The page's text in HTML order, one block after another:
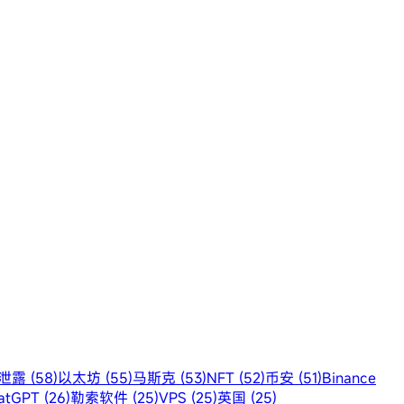
露 (58)以太坊 (55)马斯克 (53)NFT (52)币安 (51)Binance
(26)勒索软件 (25)VPS (25)英国 (25)